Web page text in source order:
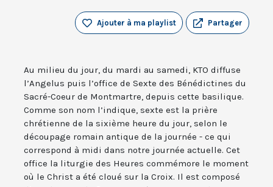
Partager
Ajouter à ma playlist
Au milieu du jour, du mardi au samedi, KTO diffuse
l’Angelus puis l’office de Sexte des Bénédictines du
Sacré-Coeur de Montmartre, depuis cette basilique.
Comme son nom l’indique, sexte est la prière
chrétienne de la sixième heure du jour, selon le
découpage romain antique de la journée - ce qui
correspond à midi dans notre journée actuelle. Cet
office la liturgie des Heures commémore le moment
où le Christ a été cloué sur la Croix. Il est composé